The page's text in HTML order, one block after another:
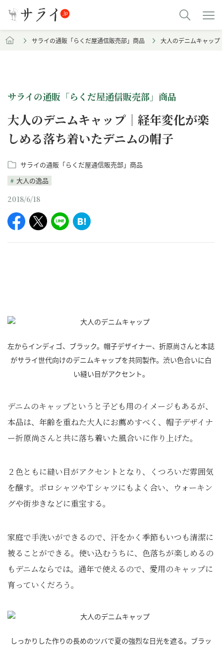
サライの通販「らくだ屋通信販売部」商品 大人のデニムキャッ
サライの通販「らくだ屋通信販売部」商品
大人のデニムキャップ｜経年変化が楽
しめる落ち着いたデニムの帽子
サライの通販「らくだ屋通信販売部」商品
大人の逸品
2018/6/18
左からインディゴ、ブラック。帽子デザイナー、折原尚さんと本誌
がサライ世代向けのデニムキャップを共同製作。渋い色合いに白
い縫い目がアクセント。
デニムのキャップというと子ども用のイメージもあるが、
本品は、年齢を重ねた大人にお薦めすべく、帽子デザイナ
ー折原尚さんと共に落ち着いた風合いに作り上げた。
２色ともに縫い目がアクセントとなり、くつろいだ雰囲気
を醸す。ポロシャツやＴシャツにもよく合い、ウォーキン
グや街歩きなどに重宝する。
家庭で手洗いができるので、汗をかく季節もいつも清潔に
被ることができる。使い込むうちに、色落ちが楽しめるの
もデニムならでは。通年で使えるので、愛用のキャップに
育っていくだろう。
しっかりした作りの長めのツバで夏の強烈な日光を遮る。ブラッ